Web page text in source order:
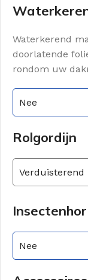
Waterkerend
doorlatende
rondom uw
Nee
Rolgordijn
Verduisterend
Insectenhor
Nee